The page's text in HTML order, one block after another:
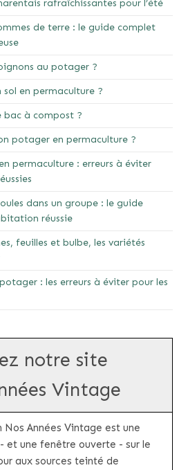
rafraîchissantes pour l’été
de terre : le guide complet
au potager ?
en permaculture ?
bac à compost ?
potager en permaculture ?
permaculture : erreurs à éviter
dans un groupe : le guide
réussie
feuilles et bulbe, les variétés
: les erreurs à éviter pour les
notre site
Vintage
Années Vintage est une
et une fenêtre ouverte - sur le
aux sources teinté de